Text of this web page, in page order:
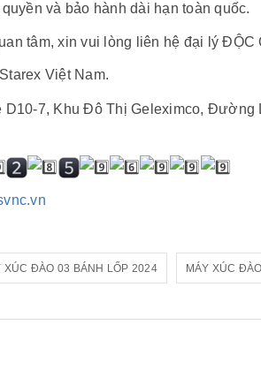
và bảo hành dài hạn toàn quốc.
tâm, xin vui lòng liên hệ đại lý ĐỘC
Việt Nam.
D10-7, Khu Đô Thị Geleximco,
XÚC ĐÀO 03 BÁNH LỐP 2024 MÁY XÚC